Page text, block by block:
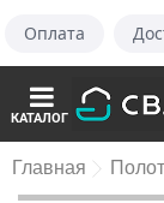
Оплата
КАТАЛОГ
Главная